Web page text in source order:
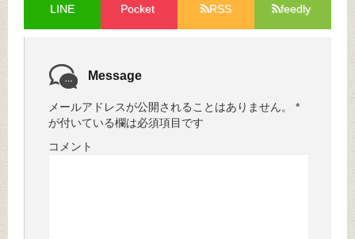
LINE Pocket RSS feedly
Message
メールアドレスが公開されることはありません。
*
が付いている欄は必須項目です
コメント